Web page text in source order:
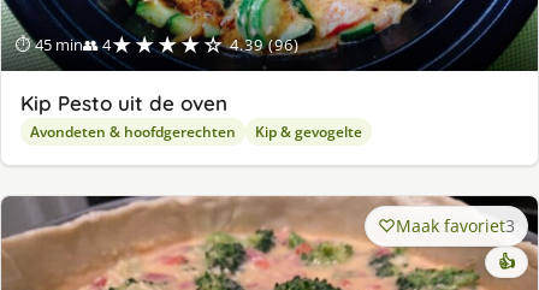
⏱ 45 min👥 4★★★★☆ 4.39 (96)
Kip Pesto uit de oven
Avondeten & hoofdgerechten Kip & gevogelte
Maak favoriet3
👍